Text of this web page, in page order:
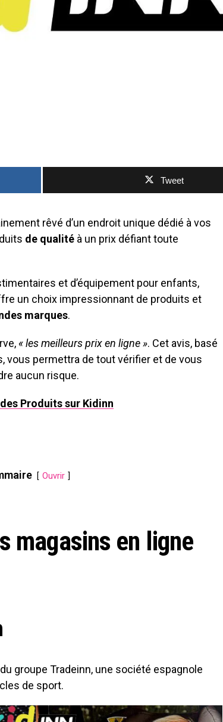
Tweet
rêvé d’un endroit unique dédié à vos
de qualité à un prix défiant toute
et d’équipement pour enfants,
un choix impressionnant de produits et
marques.
« les meilleurs prix en ligne ». Cet avis, basé
vous permettra de tout vérifier et de vous
aucun risque.
Produits sur Kidinn
Ouvrir
magasins en ligne
groupe Tradeinn, une société espagnole
de sport.